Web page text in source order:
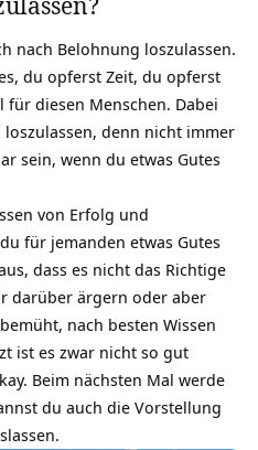
nach Belohnung loszulassen.
du opferst Zeit, du opferst
diesen Menschen. Dabei
denn nicht immer
sein, wenn du etwas Gutes
von Erfolg und
für jemanden etwas Gutes
dass es nicht das Richtige
darüber ärgern oder aber
nach besten Wissen
ist es zwar nicht so gut
Beim nächsten Mal werde
du auch die Vorstellung